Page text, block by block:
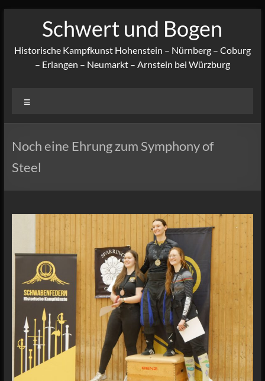
Schwert und Bogen
Historische Kampfkunst Hohenstein – Nürnberg – Coburg
– Erlangen – Neumarkt – Arnstein bei Würzburg
Noch eine Ehrung zum Symphony of
Steel